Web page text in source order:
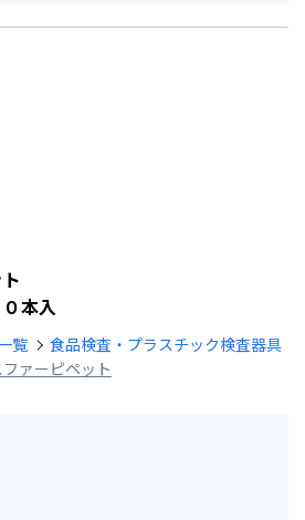
本入
覧
食品検査・プラスチック検査器具
ァーピペット